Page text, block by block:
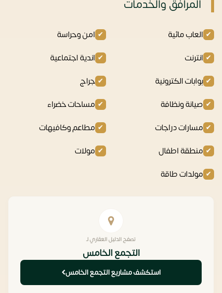
المرافق والخدمات
العاب مائية
امن وحراسة
انترنت
اندية اجتماعية
بوابات الكترونية
جراج
صيانة ونظافة
مساحات خضراء
مسارات دراجات
مطاعم وكافيهات
منطقة اطفال
مولات
مولدات طاقة
تصفح الدليل العقاري لـ
التجمع الخامس
استكشف مشاريع التجمع الخامس